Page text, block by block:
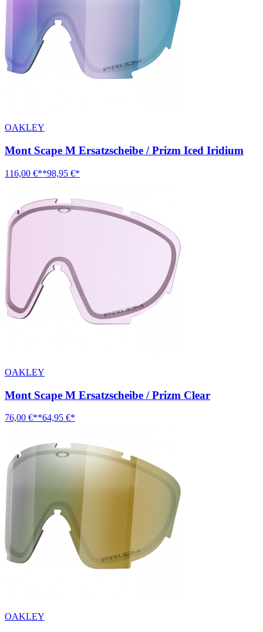
OAKLEY
Mont Scape M Ersatzscheibe / Prizm Iced Iridium
116,00 €**98,95 €*
OAKLEY
Mont Scape M Ersatzscheibe / Prizm Clear
76,00 €**64,95 €*
OAKLEY